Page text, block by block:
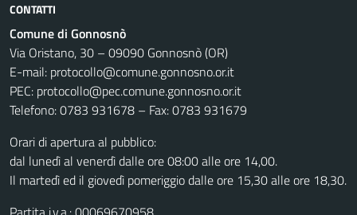
CONTATTI
Comune di Gonnosnò
Via Oristano, 30 – 09090 Gonnosnò (OR)
E-mail: protocollo@comune.gonnosno.or.it
PEC: protocollo@pec.comune.gonnosno.or.it
Telefono: 0783 931678 – Fax: 0783 931679
Orari di apertura al pubblico:
dal lunedì al venerdì dalle ore 08:00 alle ore 14,00.
Il martedì ed il giovedì pomeriggio dalle ore 15,30 alle ore 18,30.